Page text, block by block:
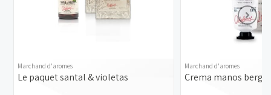
Marchand d'aromes
Le paquet santal & violetas
Marchand d'aromes
Crema manos